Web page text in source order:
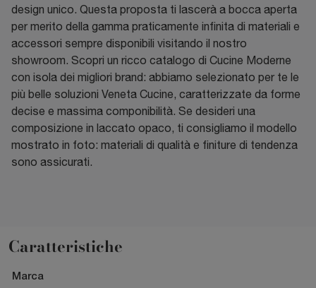
design unico. Questa proposta ti lascerà a bocca aperta
per merito della gamma praticamente infinita di materiali e
accessori sempre disponibili visitando il nostro
showroom. Scopri un ricco catalogo di Cucine Moderne
con isola dei migliori brand: abbiamo selezionato per te le
più belle soluzioni Veneta Cucine, caratterizzate da forme
decise e massima componibilità. Se desideri una
composizione in laccato opaco, ti consigliamo il modello
mostrato in foto: materiali di qualità e finiture di tendenza
sono assicurati.
Caratteristiche
Marca